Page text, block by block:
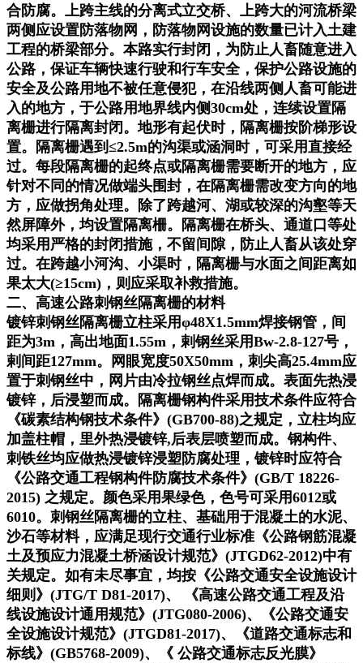
合防腐。上跨主线的分离式立交桥、上跨大的河流桥梁
两侧应设置防落物网，防落物网设施的数量已计入土建
工程的桥梁部分。本路实行封闭，为防止人畜随意进入
公路，保证车辆快速行驶和行车安全，保护公路设施的
安全及公路用地不被任意侵犯，在沿线两侧人畜可能进
入的地方，于公路用地界线内侧30cm处，连续设置隔
离栅进行隔离封闭。地形有起伏时，隔离栅按阶梯形设
置。隔离栅遇到≤2.5m的沟渠或涵洞时，可采用直接经
过。每段隔离栅的起终点或隔离栅需要断开的地方，应
针对不同的情况做端头围封，在隔离栅需改变方向的地
方，应做拐角处理。除了跨越河、湖或较深的沟壑等天
然屏障外，均设置隔离柵。隔离栅在桥头、通道口等处
均采用严格的封闭措施，不留间隙，防止人畜从该处穿
过。在跨越小河沟、小渠时，隔离栅与水面之间距离如
果太大(≥15cm)，则应采取补救措施。
二、高速公路刺钢丝隔离栅的材料
镀锌刺钢丝隔离栅立柱采用φ48X1.5mm焊接钢管，间
距为3m，高出地面1.55m，剌钢丝采用Bw-2.8-127号，
剌间距127mm。网眼宽度50X50mm，刺尖高25.4mm应
置于刺钢丝中，网片由冷拉钢丝点焊而成。表面先热浸
镀锌，后浸塑而成。隔离栅钢构件采用技术条件应符合
《碳素结构钢技术条件》(GB700-88)之规定，立柱均应
加盖柱帽，里外热浸镀锌,后表层喷塑而成。钢构件、
刺铁丝均应做热浸镀锌浸塑防腐处理，镀锌时应符合
《公路交通工程钢构件防腐技术条件》(GB/T 18226-
2015) 之规定。颜色采用果绿色，色号可采用6012或
6010。刺钢丝隔离栅的立柱、基础用于混凝土的水泥、
沙石等材料，应满足现行交通行业标准《公路钢筋混凝
土及预应力混凝土桥涵设计规范》(JTGD62-2012)中有
关规定。如有未尽事宜，均按《公路交通安全设施设计
细则》(JTG/T D81-2017)、 《高速公路交通工程及沿
线设施设计通用规范》(JTG080-2006)、《公路交通安
全设施设计规范》(JTGD81-2017)、《道路交通标志和
标线》(GB5768-2009)、《 公路交通标志反光膜》